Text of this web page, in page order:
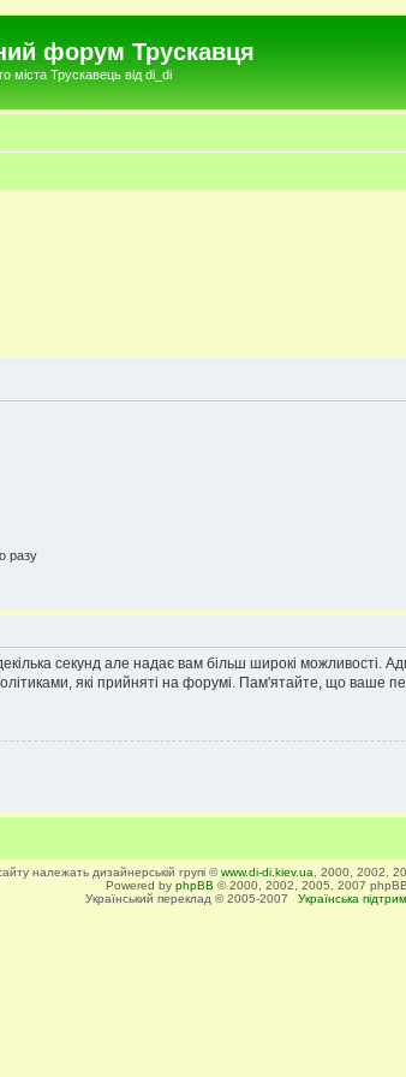
форум Трускавця
міста Трускавець від di_di
разу
секунд але надає вам більш широкі можливості.
які прийняті на форумі. Пам'ятайте, що ваше
належать дизайнерській групі ©www.di-di.kiev.ua , 2000, 2002,
Powered by phpBB © 2000, 2002, 2005, 2007
Український переклад © 2005-2007
Українська